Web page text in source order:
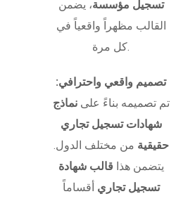
تسجيل مؤسسة، يضمن
القالب مظهراً واقعياً في
كل مرة.
تصميم واقعي واحترافي:
تم تصميمه بناءً علىنماذج
شهادات تسجيل تجاري
حقيقية من مختلف الدول.
يتضمن هذا قالب شهادة
تسجيل تجاري أقساماً